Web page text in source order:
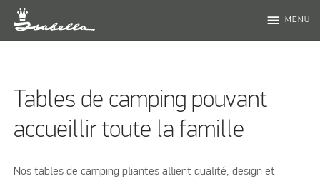
menu MENU
Tables de camping pouvant
accueillir toute la famille
Nos tables de camping pliantes allient qualité, design et